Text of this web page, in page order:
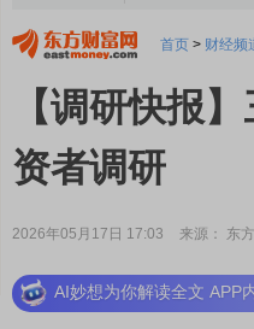
首页 > 财经频
【调研快报
资者调研
2026年05月17日 17:03 来源： 东
AI妙想为你解读全文 APP